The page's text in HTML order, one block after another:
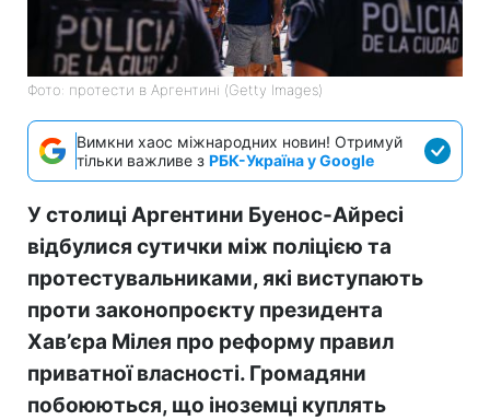
Фото: протести в Аргентині (Getty Images)
Вимкни хаос міжнародних новин! Отримуй
тільки важливе з РБК-Україна у Google
У столиці Аргентини Буенос-Айресі
відбулися сутички між поліцією та
протестувальниками, які виступають
проти законопроєкту президента
Хав’єра Мілея про реформу правил
приватної власності. Громадяни
побоюються, що іноземці куплять